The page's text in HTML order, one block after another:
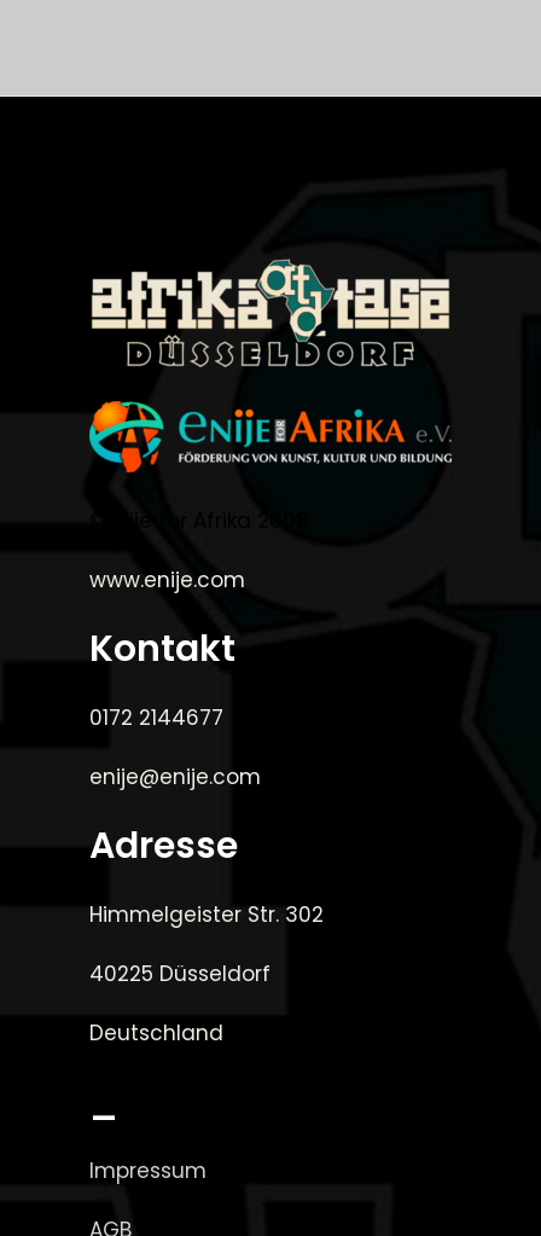
www.enije.com
Kontakt
0172 2144677
enije@enije.com
Adresse
Himmelgeister Str. 302
40225 Düsseldorf
Deutschland
_
Impressum
AGB